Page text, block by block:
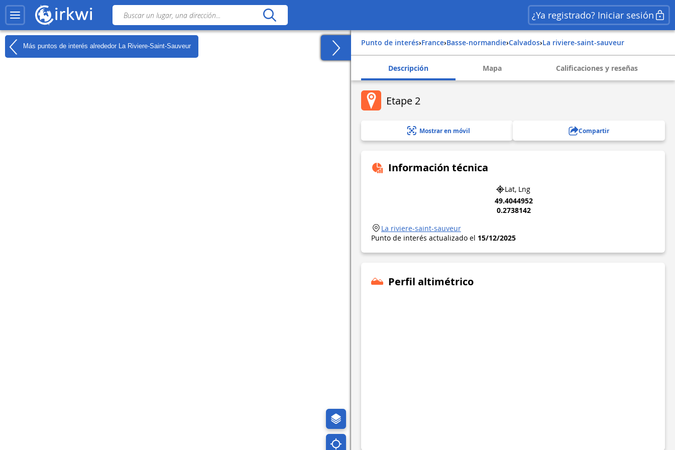
¿Ya registrado? Iniciar sesión
Más puntos de interés alrededor La Riviere-Saint-Sauveur Punto de interés› france› basse-normandie› calvados› la riviere-saint-sauveur
Descripción Mapa Calificaciones y reseñas
Etape 2
Mostrar en móvil Compartir
Información técnica
Lat, Lng
49.4044952
0.2738142
La riviere-saint-sauveur
Punto de interés actualizado el 15/12/2025
Perfil altimétrico